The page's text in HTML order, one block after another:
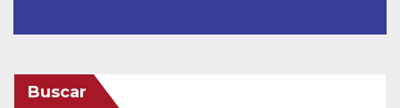
Buscar